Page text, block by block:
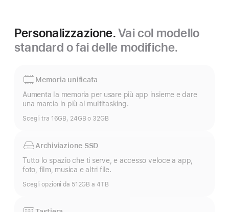
Personalizzazione.Vai col modello
standard o fai delle modifiche.
Memoria unificata
Aumenta la memoria per usare più app insieme e dare
una marcia in più al multitasking.
Scegli tra 16GB, 24GB o 32GB
Archiviazione SSD
Tutto lo spazio che ti serve, e accesso veloce a app,
foto, film, musica e altri file.
Scegli opzioni da 512GB a 4TB